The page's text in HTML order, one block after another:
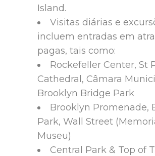
Island.
Visitas diárias e
incluem entradas em
pagas, tais como:
Rockefeller Center, St
Cathedral, Câmara
Brooklyn Bridge Park
Brooklyn Promenade,
Park, Wall Street
Museu)
Central Park & Top of